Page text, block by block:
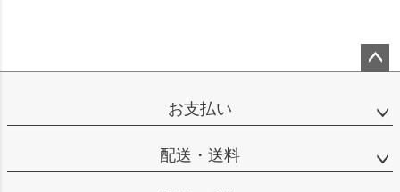
ップ
お支払い
配送・送料